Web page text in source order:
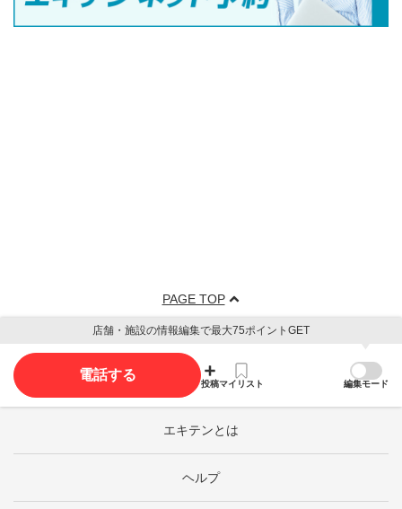
PAGE TOP
店舗・施設の情報編集で最大75ポイントGET
電話する
投稿マイリスト 編集モード
エキテンとは
ヘルプ